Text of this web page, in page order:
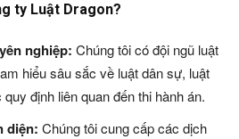
ty Luật Dragon?
nghiệp: Chúng tôi có đội ngũ luật
hiểu sâu sắc về luật dân sự, luật
định liên quan đến thi hành án.
diện: Chúng tôi cung cấp các dịch